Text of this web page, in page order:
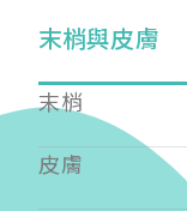
末梢與皮膚
末梢
皮膚
費3000元，於每
戶名: 社團法人
帳號: 003-03-
銀行: (013) 國